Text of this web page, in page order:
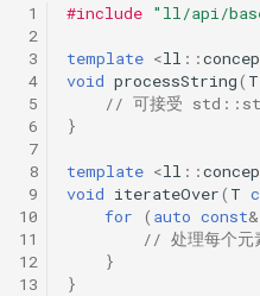
1
2
3
4
5
6
7
8
9
10
11
12
13
#include "ll/api/
template <ll ::
void processString( T
// 可接受
}
template <ll ::
void iterateOver( T
for
( auto const&
// 处理每个元
}
}